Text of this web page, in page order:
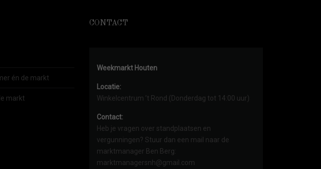
én de markt
markt
CONTACT
Weekmarkt Houten
Locatie:
Winkelcentrum ’t Rond (Donderdag tot 14:00 uur)
Contact:
Heb je vragen over standplaatsen en
vergunningen? Stuur dan een mail naar de
marktmanager Ben Berg:
marktmanagersnh@gmail.com